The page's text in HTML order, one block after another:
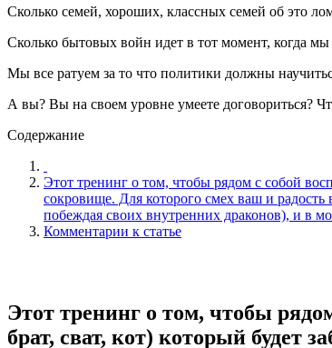
Сколько семей, хороших, классных семей об это
Сколько бытовых войн идет в тот момент, когда
Мы все ратуем за то что политики должны
А вы? Вы на своем уровне умеете договориться?
Содержание
Этот тренинг о том, чтобы рядом с собой
сокровище. Для которого смех ваш и
побеждая своих внутренних драконов), и в
Комментарии к статье
Этот тренинг о том, чтобы
брат, сват, кот) который будет